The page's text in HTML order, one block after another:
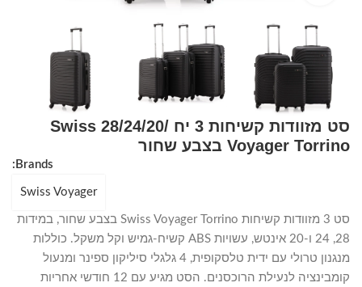
סט מזוודות קשיחות 3 יח /28/24/20 Swiss
Voyager Torrino בצבע שחור
Brands:
Swiss Voyager
סט 3 מזוודות קשיחות Swiss Voyager Torrino בצבע שחור, במידות
28, 24 ו-20 אינטש, עשויות ABS קשיח-גמיש וקל משקל. כוללות
מנגנון טרולי עם ידית טלסקופית, 4 גלגלי סיליקון ספינר ומנעול
קומבינציה לנעילת הרוכסנים. הסט מגיע עם 12 חודשי אחריות